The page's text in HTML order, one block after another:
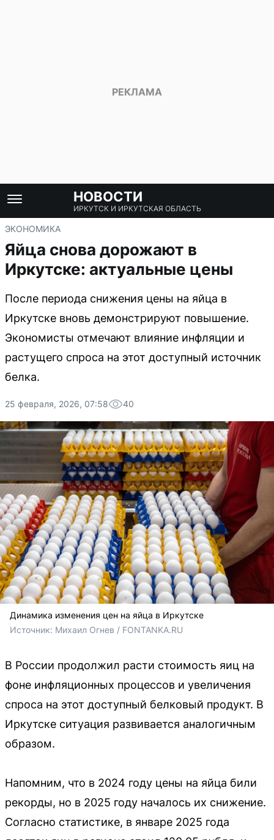
НОВОСТИ
ИРКУТСК И ИРКУТСКАЯ ОБЛАСТЬ
ЭКОНОМИКА
Яйца снова дорожают в
Иркутске: актуальные цены
После периода снижения цены на яйца в
Иркутске вновь демонстрируют повышение.
Экономисты отмечают влияние инфляции и
растущего спроса на этот доступный источник
белка.
25 февраля, 2026, 07:58 40
Динамика изменения цен на яйца в Иркутске
Источник: Михаил Огнев / FONTANKA.RU
В России продолжил расти стоимость яиц на
фоне инфляционных процессов и увеличения
спроса на этот доступный белковый продукт. В
Иркутске ситуация развивается аналогичным
образом.
Напомним, что в 2024 году цены на яйца били
рекорды, но в 2025 году началось их снижение.
Согласно статистике, в январе 2025 года